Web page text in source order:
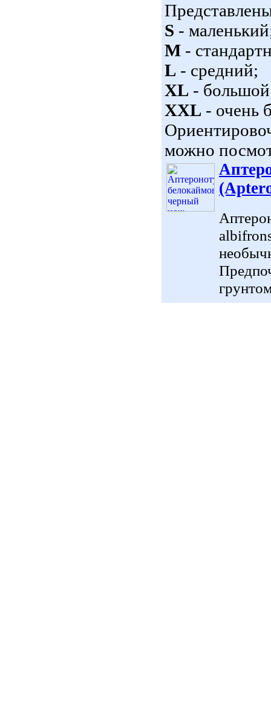
S -
M -
L - средний;
XL -
XXL - очень
можно